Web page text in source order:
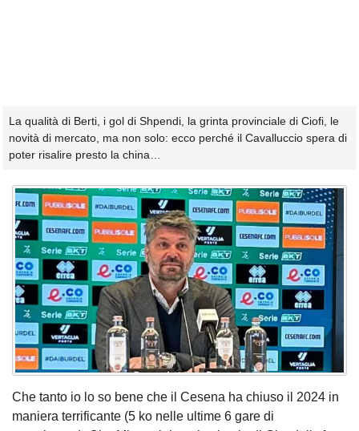
La qualità di Berti, i gol di Shpendi, la grinta provinciale di Ciofi, le
novità di mercato, ma non solo: ecco perché il Cavalluccio spera di
poter risalire presto la china…
Che tanto io lo so bene che il Cesena ha chiuso il 2024 in
maniera terrificante (5 ko nelle ultime 6 gare di